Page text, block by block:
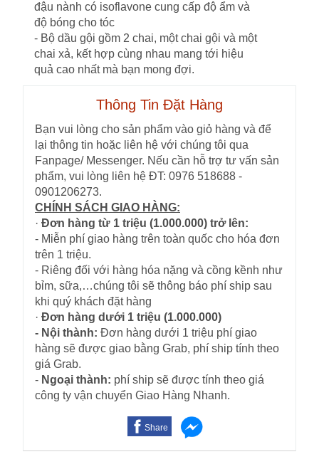
đậu nành có isoflavone cung cấp độ ẩm và
độ bóng cho tóc
- Bộ dầu gội gồm 2 chai, một chai gội và một
chai xả, kết hợp cùng nhau mang tới hiệu
quả cao nhất mà bạn mong đợi.
Thông Tin Đặt Hàng
Bạn vui lòng cho sản phẩm vào giỏ hàng và để
lại thông tin hoặc liên hệ với chúng tôi qua
Fanpage/ Messenger. Nếu cần hỗ trợ tư vấn sản
phẩm, vui lòng liên hệ ĐT: 0976 518688 -
0901206273.
CHÍNH SÁCH GIAO HÀNG:
· Đơn hàng từ 1 triệu (1.000.000) trở lên:
- Miễn phí giao hàng trên toàn quốc cho hóa đơn
trên 1 triệu.
- Riêng đối với hàng hóa nặng và cồng kềnh như
bỉm, sữa,…chúng tôi sẽ thông báo phí ship sau
khi quý khách đặt hàng
· Đơn hàng dưới 1 triệu (1.000.000)
- Nội thành: Đơn hàng dưới 1 triệu phí giao
hàng sẽ được giao bằng Grab, phí ship tính theo
giá Grab.
- Ngoại thành: phí ship sẽ được tính theo giá
công ty vận chuyển Giao Hàng Nhanh.
Share